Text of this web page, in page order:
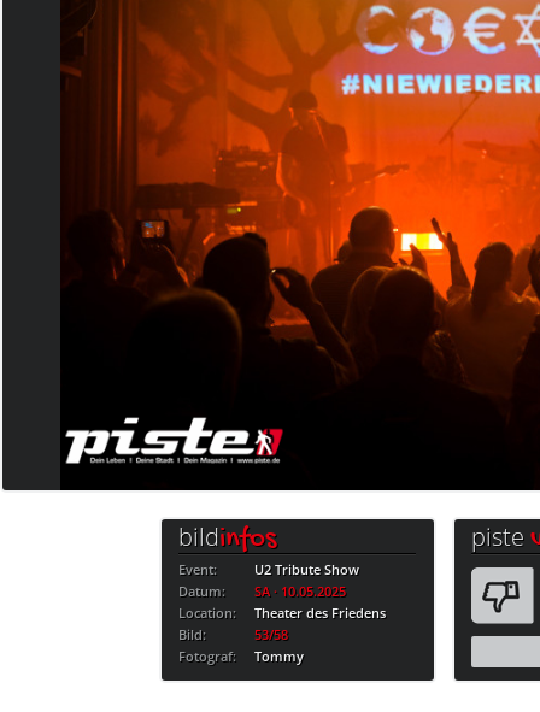
bildinfos
Event:
U2 Tribute Show
Datum:
SA · 10.05.2025
Location:
Theater des Friedens
Bild:
53/58
Fotograf:
Tommy
piste